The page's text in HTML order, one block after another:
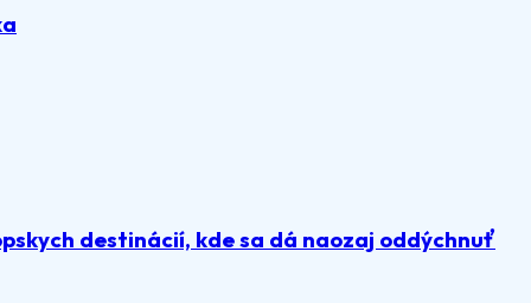
destinácií, kde sa dá naozaj oddýchnuť